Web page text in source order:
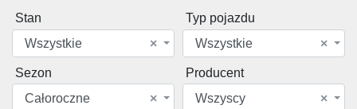
Stan
×
Wszystkie
Typ pojazdu
×
Wszystkie
Sezon
×
Całoroczne
Producent
×
Wszyscy